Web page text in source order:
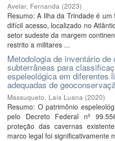
Avelar, Fernanda (2023)
Resumo: A Ilha da Trindade é
difícil acesso, localizado no
setor sudeste da margem
restrito a militares ...
Metodologia de inventário
subterrâneas para
espeleológica em diferentes
adequadas de
Massuqueto, Laís Luana (2020)
Resumo: O patrimônio
pelo Decreto Federal nº
proteção das cavernas
marco legal foi significativamente